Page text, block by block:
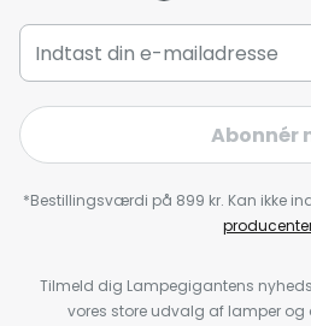
Abonnér
*Bestillingsværdi på 899 kr. Kan ikke
Tilmeld dig Lampegigantens
vores store udvalg af lamper og